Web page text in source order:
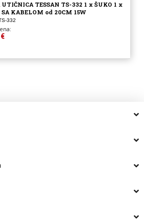
TESSAN TS-332 1 x ŠUKO 1 x
SA KABELOM od 20CM 15W
332